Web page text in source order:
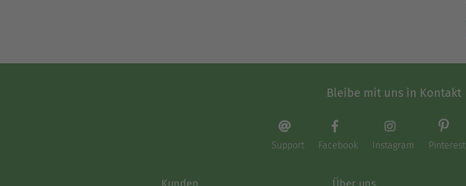
Bleibe mit uns in Kontakt
Support Facebook Instagram Pinterest